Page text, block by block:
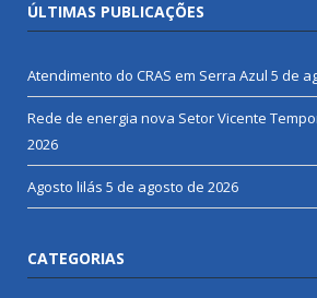
ÚLTIMAS PUBLICAÇÕES
Atendimento do CRAS em Serra Azul 5 de
Rede de energia nova Setor Vicente
2026
Agosto lilás 5 de agosto de 2026
CATEGORIAS